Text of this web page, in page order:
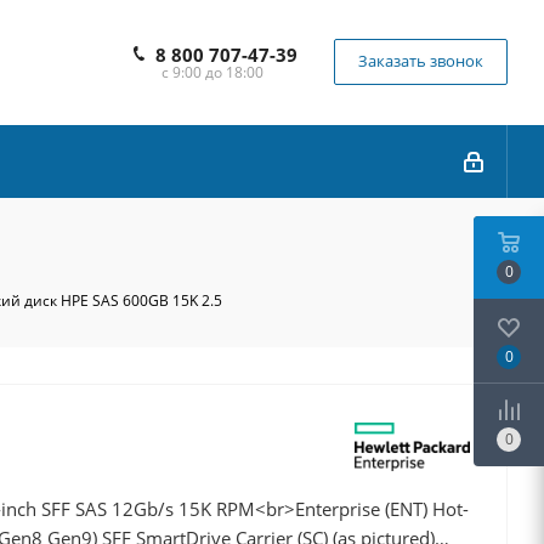
8 800 707-47-39
с 9:00 до 18:00
Заказать звонок
диск HPE SAS 600GB 15K 2.5
SFF SAS 12Gb/s 15K RPM<br>Enterprise (ENT) Hot-
Gen9) SFF SmartDrive Carrier (SC) (as pictured)
0
0
0